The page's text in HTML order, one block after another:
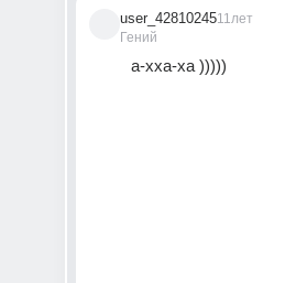
user_42810245
Гений
11лет
а-хха-ха )))))